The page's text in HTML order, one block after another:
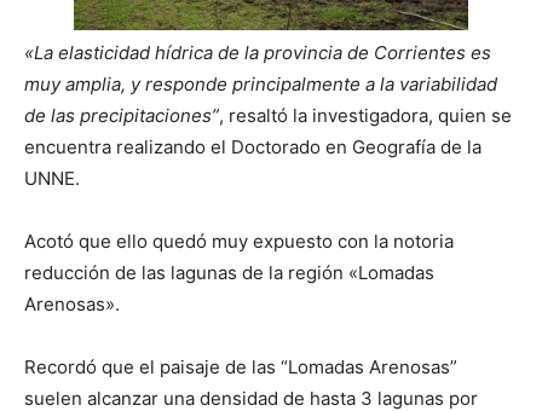
«La elasticidad hídrica de la provincia de Corrientes es
muy amplia, y responde principalmente a la variabilidad
de las precipitaciones”, resaltó la investigadora, quien se
encuentra realizando el Doctorado en Geografía de la
UNNE.
Acotó que ello quedó muy expuesto con la notoria
reducción de las lagunas de la región «Lomadas
Arenosas».
Recordó que el paisaje de las “Lomadas Arenosas”
suelen alcanzar una densidad de hasta 3 lagunas por